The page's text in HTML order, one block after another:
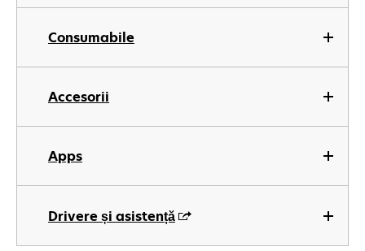
Consumabile
Accesorii
Apps
Drivere și asistență